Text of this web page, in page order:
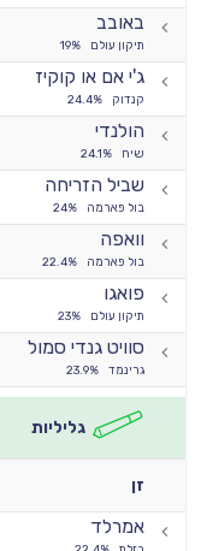
באובב
תיקון עולם 19%
ג'י אם או קוקיז
קנדוק 24.4%
הולנדי
שיח 24.1%
שביל הזריחה
בול פארמה 24%
וואפה
בול פארמה 22.4%
פואגו
תיקון עולם 23%
סוויט גנדי סמול
גרינמד 23.9%
גליליות
זן
אמרלד